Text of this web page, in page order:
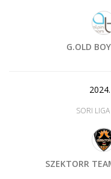
G.OLD
SORI
SZEKTORR